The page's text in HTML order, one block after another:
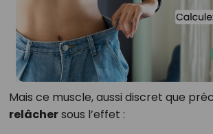
Mais ce muscle, aussi discret que
relâchersous l’effet :